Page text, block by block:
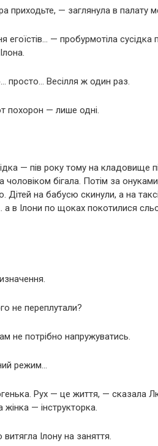
приходьте, — заглянула в палату
— пробурмотіла
Весілля ж один раз.
похорон — лише одні.
— пів року тому на кладовище
чоловіком бігала. Потім за
Дітей на бабусю скинули, а на
а в Ілони по щоках покотилися
не переплутали?
не потрібно напружуватись.
режим…
Рух — це життя, — сказала
— інструкторка.
Ілону на заняття.